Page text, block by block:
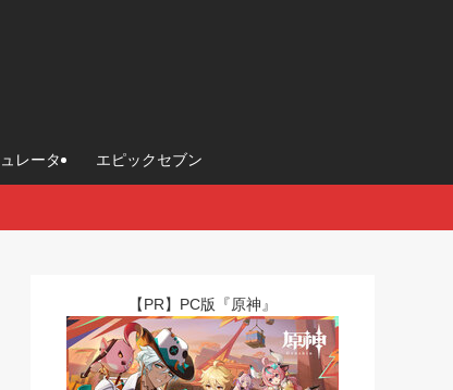
レータ エピックセブン
【PR】PC版『原神』